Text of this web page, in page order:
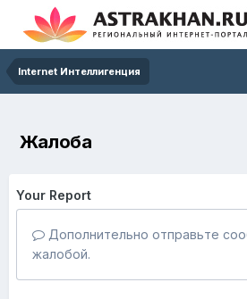
Internet Интеллигенция
Жалоба
Your Report
Дополнительно отправьте
жалобой.